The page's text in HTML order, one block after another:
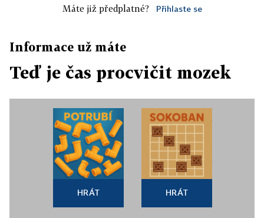
Máte již předplatné? Přihlaste se
Informace už máte
Teď je čas procvičit mozek
HRÁT HRÁT